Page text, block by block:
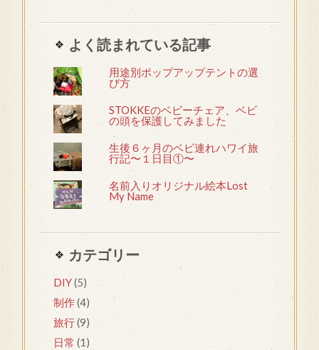
よく読まれている記事
用途別ポップアップテントの選
び方
STOKKEのベビーチェア、ベビ
の頭を保護してみました
生後６ヶ月のベビ連れハワイ旅
行記〜１日目①〜
名前入りオリジナル絵本Lost
My Name
カテゴリー
DIY(5)
制作(4)
旅行(9)
日常 (1)